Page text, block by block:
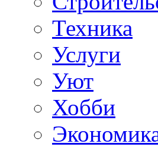
Техника
Услуги
Уют
Хобби